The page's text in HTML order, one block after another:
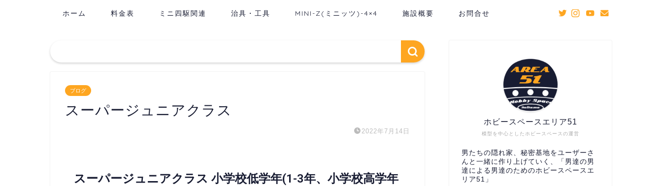
ホーム 料金表 ミニ四駆関連 治具・工具 MINI-Z(ミニッツ)-4×4 施設概要 お問合せ
ブログ
スーパージュニアクラス
2022年7月14日
スーパージュニアクラス 小学校低学年(1-3年、小学校高学年
模型を中心としたホビースペースの運営
ホビースペースエリア51
男たちの隠れ家、秘密基地をユーザーさ
んと一緒に作り上げていく、「男達の男
達による男達のためのホビースペースエ
リア51」